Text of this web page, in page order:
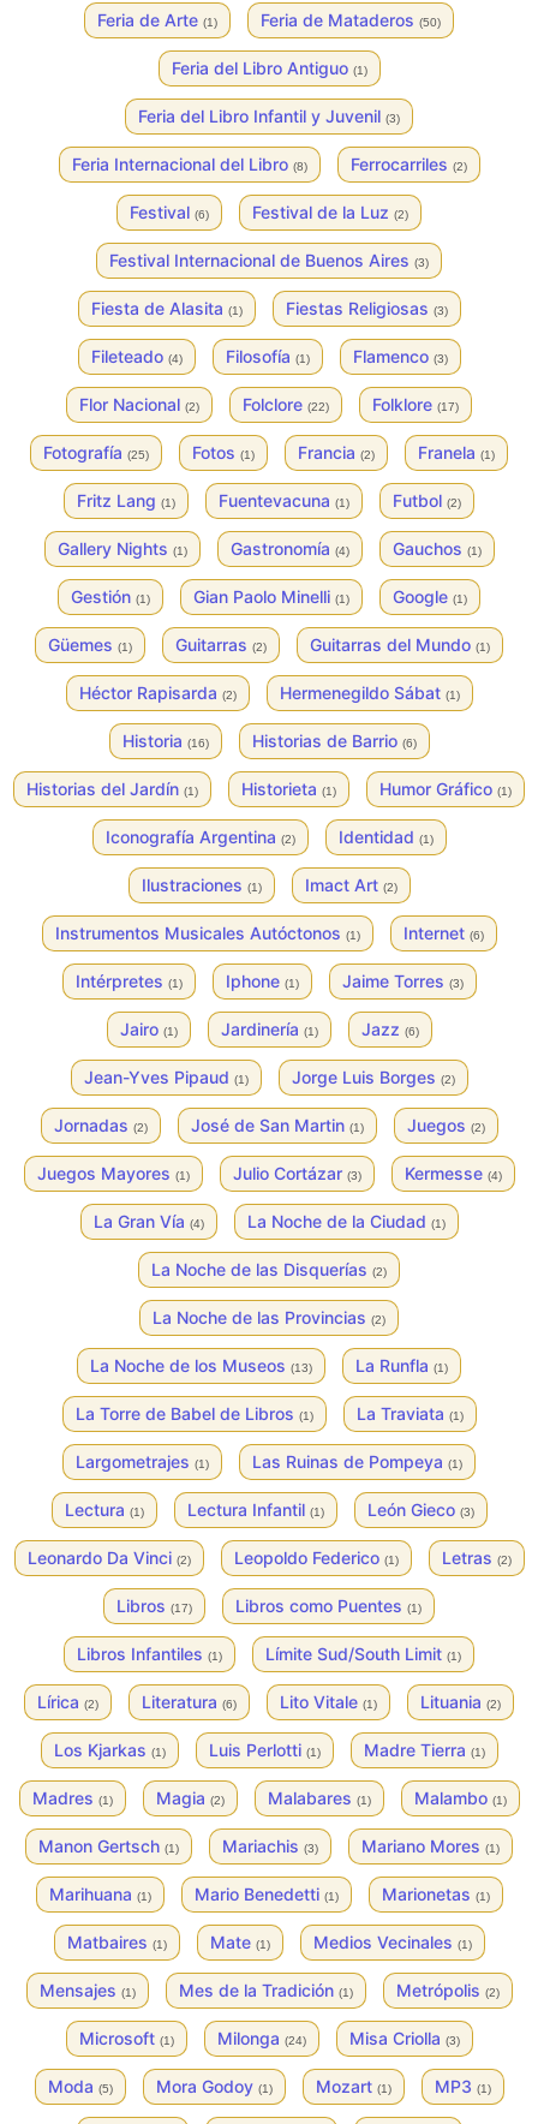
Feria de Arte (1) Feria de Mataderos (50)
Feria del Libro Antiguo (1)
Feria del Libro Infantil y Juvenil (3)
Feria Internacional del Libro (8) Ferrocarriles (2)
Festival (6) Festival de la Luz (2)
Festival Internacional de Buenos Aires (3)
Fiesta de Alasita (1) Fiestas Religiosas (3)
Fileteado (4) Filosofía (1) Flamenco (3)
Flor Nacional (2) Folclore (22) Folklore (17)
Fotografía (25) Fotos (1) Francia (2) Franela (1)
Fritz Lang (1) Fuentevacuna (1) Futbol (2)
Gallery Nights (1) Gastronomía (4) Gauchos (1)
Gestión (1) Gian Paolo Minelli (1) Google (1)
Güemes (1) Guitarras (2) Guitarras del Mundo (1)
Héctor Rapisarda (2) Hermenegildo Sábat (1)
Historia (16) Historias de Barrio (6)
Historias del Jardín (1) Historieta (1) Humor Gráfico (1)
Iconografía Argentina (2) Identidad (1)
Ilustraciones (1) Imact Art (2)
Instrumentos Musicales Autóctonos (1) Internet (6)
Intérpretes (1) Iphone (1) Jaime Torres (3)
Jairo (1) Jardinería (1) Jazz (6)
Jean-Yves Pipaud (1) Jorge Luis Borges (2)
Jornadas (2) José de San Martin (1) Juegos (2)
Juegos Mayores (1) Julio Cortázar (3) Kermesse (4)
La Gran Vía (4) La Noche de la Ciudad (1)
La Noche de las Disquerías (2)
La Noche de las Provincias (2)
La Noche de los Museos (13) La Runfla (1)
La Torre de Babel de Libros (1) La Traviata (1)
Largometrajes (1) Las Ruinas de Pompeya (1)
Lectura (1) Lectura Infantil (1) León Gieco (3)
Leonardo Da Vinci (2) Leopoldo Federico (1) Letras (2)
Libros (17) Libros como Puentes (1)
Libros Infantiles (1) Límite Sud/South Limit (1)
Lírica (2) Literatura (6) Lito Vitale (1) Lituania (2)
Los Kjarkas (1) Luis Perlotti (1) Madre Tierra (1)
Madres (1) Magia (2) Malabares (1) Malambo (1)
Manon Gertsch (1) Mariachis (3) Mariano Mores (1)
Marihuana (1) Mario Benedetti (1) Marionetas (1)
Matbaires (1) Mate (1) Medios Vecinales (1)
Mensajes (1) Mes de la Tradición (1) Metrópolis (2)
Microsoft (1) Milonga (24) Misa Criolla (3)
Moda (5) Mora Godoy (1) Mozart (1) MP3 (1)